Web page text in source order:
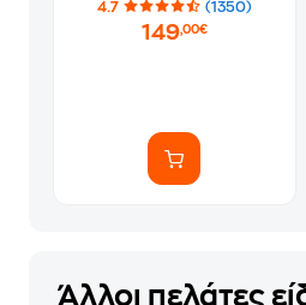
4.7 (1350)
149,00€
Άλλοι πελάτες